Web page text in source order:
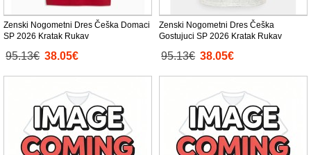
Zenski Nogometni Dres Češka Domaci
SP 2026 Kratak Rukav
95.13€ 38.05€
Zenski Nogometni Dres Češka
Gostujuci SP 2026 Kratak Rukav
95.13€ 38.05€